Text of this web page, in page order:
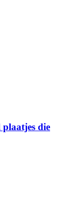
die